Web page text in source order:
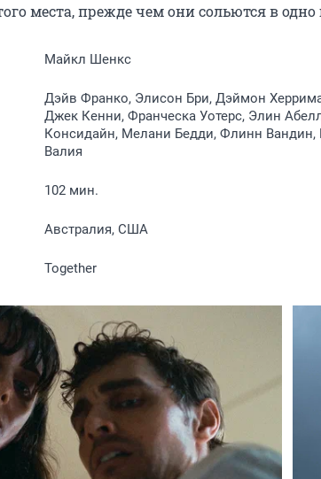
места, прежде чем они сольются в одно
Майкл Шенкс
Дэйв Франко, Элисон Бри, Дэймон
Джек Кенни, Франческа Уотерс, Элин
Консидайн, Мелани Бедди, Флинн
Валия
102 мин.
Австралия, США
Together